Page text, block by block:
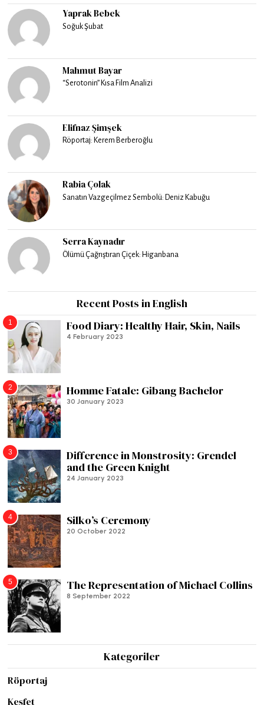
Yaprak Bebek
Soğuk Şubat
Mahmut Bayar
“Serotonin” Kısa Film Analizi
Elifnaz Şimşek
Röportaj: Kerem Berberoğlu
Rabia Çolak
Sanatın Vazgeçilmez Sembolü: Deniz Kabuğu
Serra Kaynadır
Ölümü Çağrıştıran Çiçek: Higanbana
Recent Posts in English
1 Food Diary: Healthy Hair, Skin, Nails
4 February 2023
2 Homme Fatale: Gibang Bachelor
30 January 2023
3
Difference in Monstrosity: Grendel
and the Green Knight
24 January 2023
4 Silko’s Ceremony
20 October 2022
5 The Representation of Michael Collins
8 September 2022
Kategoriler
Röportaj
Keşfet